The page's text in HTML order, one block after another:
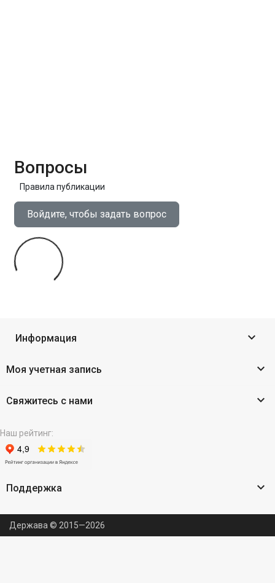
Вопросы
Правила публикации
Войдите, чтобы задать вопрос
Информация 
Моя учетная запись 
Свяжитесь с нами 
Наш рейтинг:
Поддержка 
Держава © 2015—2026